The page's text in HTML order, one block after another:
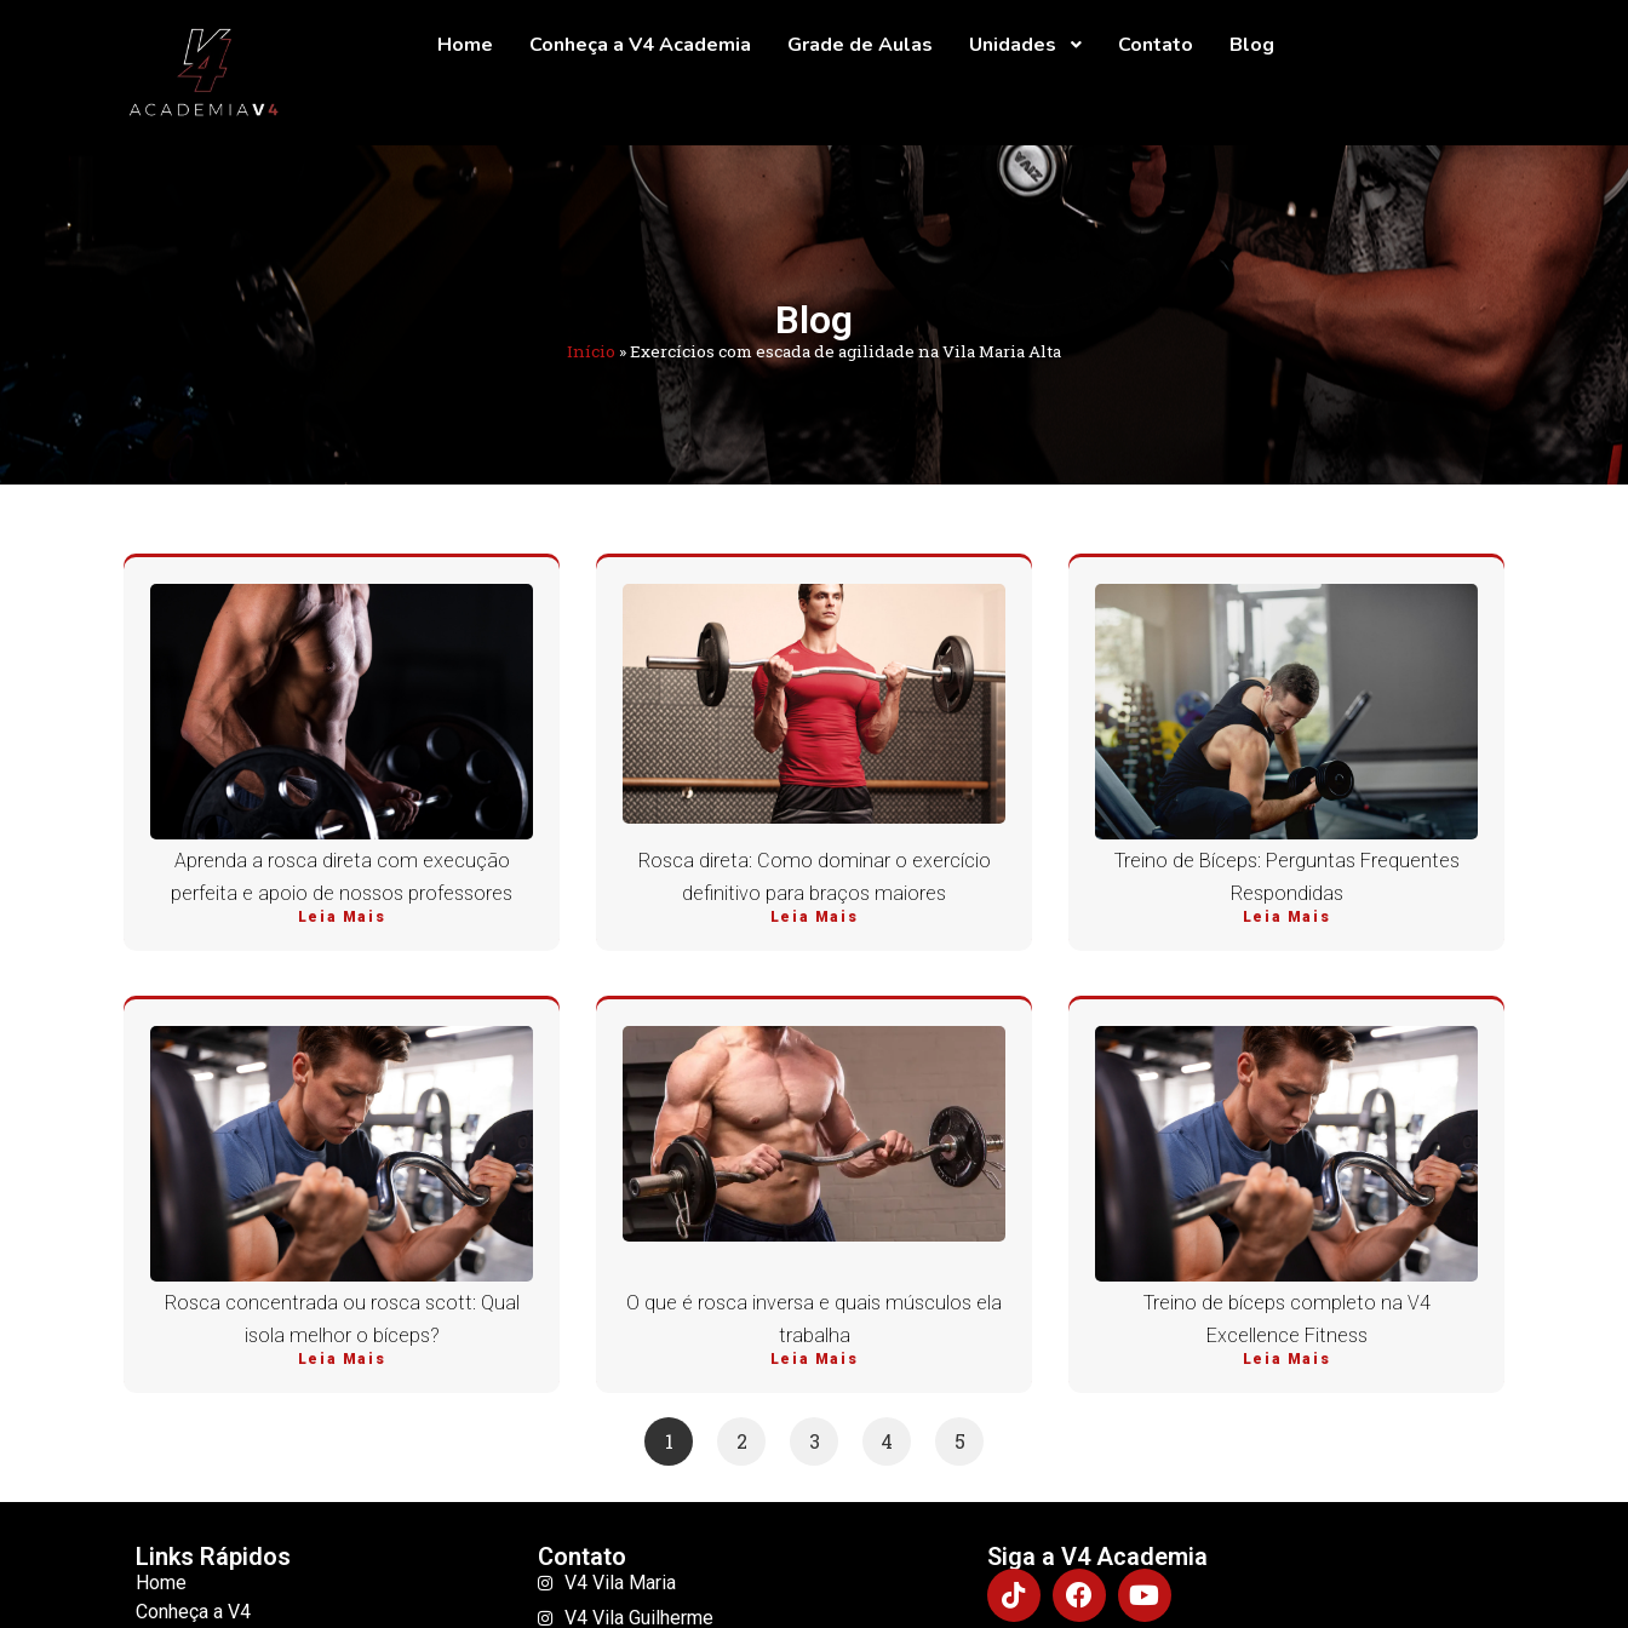
Home Conheça a V4 Academia Grade de Aulas Unidades Contato Blog
Blog
Início »Exercícios com escada de agilidade na Vila Maria Alta
Aprenda a rosca direta com execução
perfeita e apoio de nossos professores
Leia Mais
Rosca direta: Como dominar o exercício
definitivo para braços maiores
Leia Mais
Treino de Bíceps: Perguntas Frequentes
Respondidas
Leia Mais
Rosca concentrada ou rosca scott: Qual
isola melhor o bíceps?
Leia Mais
O que é rosca inversa e quais músculos ela
trabalha
Leia Mais
Treino de bíceps completo na V4
Excellence Fitness
Leia Mais
1 2 3 4 5
Links Rápidos
Home
Conheça a V4
Contato
V4 Vila Maria
V4 Vila Guilherme
Siga a V4 Academia